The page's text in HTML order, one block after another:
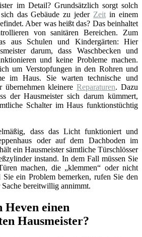
im Detail? Grundsätzlich sorgt solch
das Gebäude zu jeder Zeit in einem
Aber was heißt das? Das beinhaltet
von sanitären Bereichen. Zum
aus Schulen und Kindergärten: Hier
darum, dass Waschbecken und
und keine Probleme machen.
um Verstopfungen in den Rohren und
im Haus. Sie warten technische und
übernehmen kleinereReparaturen. Dazu
der Hausmeister sich darum kümmert,
Schalter im Haus funktionstüchtig
dass das Licht funktioniert und
oder auf dem Dachboden im
ein Hausmeister sämtliche Türschlösser
instand. In dem Fall müssen Sie
machen, die „klemmen“ oder nicht
Sie ein Problem bemerken, rufen Sie den
Sache bereitwillig annimmt.
einen
Hausmeister?